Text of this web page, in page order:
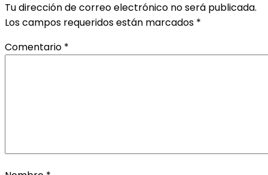
Tu dirección de correo electrónico no será publicada.
Los campos requeridos están marcados *
Comentario *